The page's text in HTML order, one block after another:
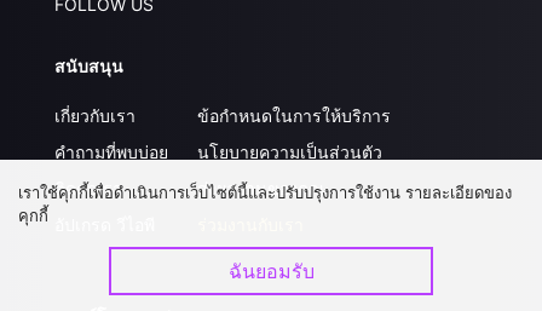
FOLLOW US
สนับสนุน
เกี่ยวกับเรา
คำถามที่พบบ่อย
ติดต่อเรา
ข้อกำหนดในการให้บริการ
นโยบายความเป็นส่วนตัว
ส่งผลงานของคุณ
เราใช้คุกกี้เพื่อดำเนินการเว็บไซต์นี้และปรับปรุงการใช้งาน รายละเอียดของ
คุกกี้
ฉันยอมรับ